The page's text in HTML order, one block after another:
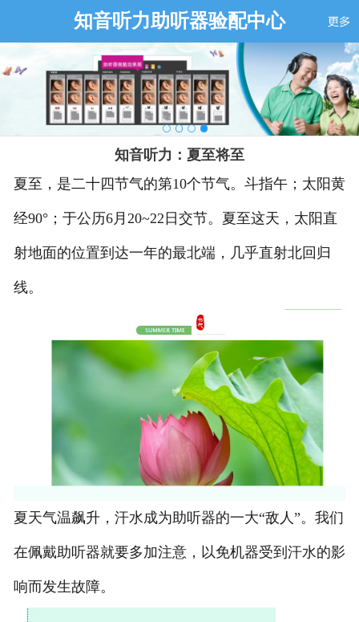
知音听力助听器验配中心
知音听力：夏至将至
夏至，是二十四节气的第10个节气。斗指午；太阳黄
经90°；于公历6月 20~22 日交节。夏至这天，太阳直
射地面的位置到达一年的最北端，几乎直射北回归
线。
夏天气温飙升，汗水成为助听器的一大“敌人 ”。我们
在佩戴助听器就要多加注意，以免机器受到汗水的影
响而发生故障。